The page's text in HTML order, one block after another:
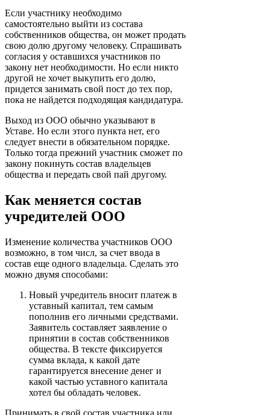
Если участнику необходимо
самостоятельно выйти из состава
собственников общества, он может продать
свою долю другому человеку. Спрашивать
согласия у оставшихся участников по
закону нет необходимости. Но если никто
другой не хочет выкупить его долю,
придется занимать свой пост до тех пор,
пока не найдется подходящая кандидатура.
Выход из ООО обычно указывают в
Уставе. Но если этого пункта нет, его
следует внести в обязательном порядке.
Только тогда прежний участник сможет по
закону покинуть состав владельцев
общества и передать свой пай другому.
Как меняется состав
учредителей ООО
Изменение количества участников ООО
возможно, в том числ, за счет ввода в
состав еще одного владельца. Сделать это
можно двумя способами:
Новый учредитель вносит платеж в
уставный капитал, тем самым
пополнив его личными средствами.
Заявитель составляет заявление о
принятии в состав собственников
общества. В тексте фиксируется
сумма вклада, к какой дате
гарантируется внесение денег и
какой частью уставного капитала
хотел бы обладать человек.
Принимать в свой состав участника или